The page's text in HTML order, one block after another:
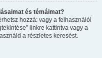
és témáimat?
hozzá: vagy a felhasználói
linkre kattintva vagy a
a részletes keresést.